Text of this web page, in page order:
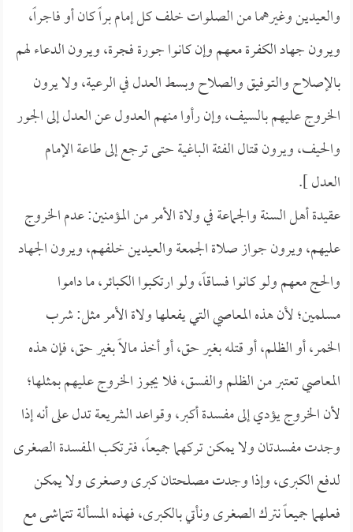
والعيدين وغيرهما من الصلوات خلف كل إمام براً كان أو فاجراً،
ويرون جهاد الكفرة معهم وإن كانوا جورة فجرة، ويرون الدعاء لهم
بالإصلاح والتوفيق والصلاح وبسط العدل في الرعية، ولا يرون
الخروج عليهم بالسيف، وإن رأوا منهم العدول عن العدل إلى الجور
والحيف، ويرون قتال الفئة الباغية حتى ترجع إلى طاعة الإمام
العدل ].
عقيدة أهل السنة والجماعة في ولاة الأمر من المؤمنين: عدم الخروج
عليهم، ويرون جواز صلاة الجمعة والعيدين خلفهم، ويرون الجهاد
والحج معهم ولو كانوا فساقاً، ولو ارتكبوا الكبائر، ما داموا
مسلمين؛ لأن هذه المعاصي التي يفعلها ولاة الأمر مثل: شرب
الخمر، أو الظلم، أو قتله بغير حق، أو أخذ مالاً بغير حق، فإن هذه
المعاصي تعتبر من الظلم والفسق، فلا يجوز الخروج عليهم بمثلها؛
لأن الخروج يؤدي إلى مفسدة أكبر، وقواعد الشريعة تدل على أنه إذا
وجدت مفسدتان ولا يمكن تركهما جميعاً، فترتكب المفسدة الصغرى
لدفع الكبرى، وإذا وجدت مصلحتان كبرى وصغرى ولا يمكن
فعلهما جميعاً نترك الصغرى ونأتي بالكبرى، فهذه المسألة تتماشى مع